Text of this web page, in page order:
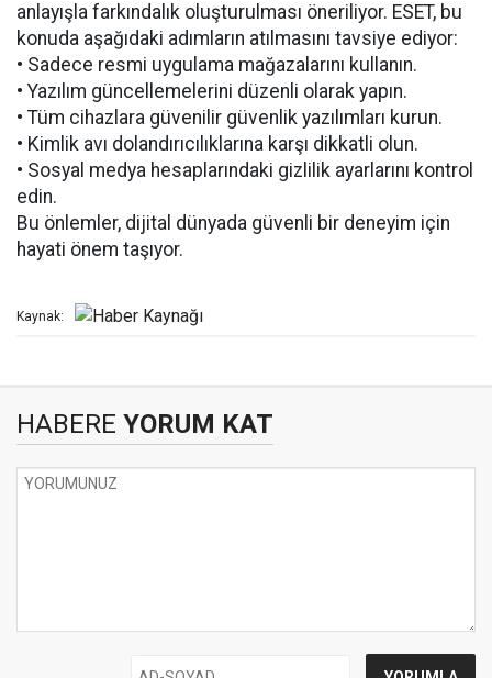
anlayışla farkındalık oluşturulması öneriliyor. ESET, bu
konuda aşağıdaki adımların atılmasını tavsiye ediyor:
• Sadece resmi uygulama mağazalarını kullanın.
• Yazılım güncellemelerini düzenli olarak yapın.
• Tüm cihazlara güvenilir güvenlik yazılımları kurun.
• Kimlik avı dolandırıcılıklarına karşı dikkatli olun.
• Sosyal medya hesaplarındaki gizlilik ayarlarını kontrol
edin.
Bu önlemler, dijital dünyada güvenli bir deneyim için
hayati önem taşıyor.
Kaynak:
HABERE YORUM KAT